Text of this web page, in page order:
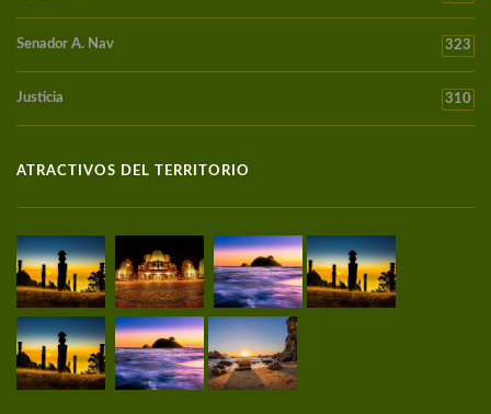
Senador A. Nav 323
Justicia 310
ATRACTIVOS DEL TERRITORIO